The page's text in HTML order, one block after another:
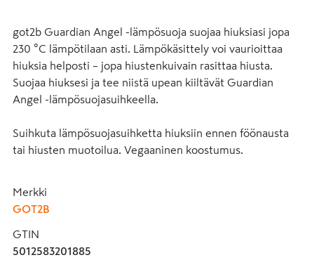
got2b Guardian Angel -lämpösuoja suojaa hiuksiasi jopa
230 °C lämpötilaan asti. Lämpökäsittely voi vaurioittaa
hiuksia helposti – jopa hiustenkuivain rasittaa hiusta.
Suojaa hiuksesi ja tee niistä upean kiiltävät Guardian
Angel -lämpösuojasuihkeella.
Suihkuta lämpösuojasuihketta hiuksiin ennen föönausta
tai hiusten muotoilua. Vegaaninen koostumus.
Merkki
GOT2B
GTIN
5012583201885